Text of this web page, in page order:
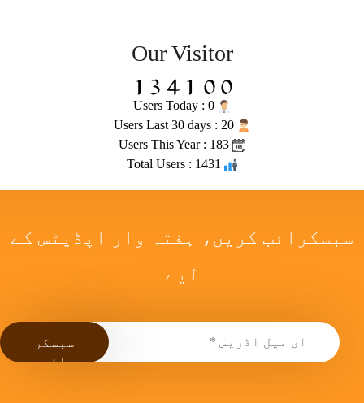
Our Visitor
سبسکرائب کریں، ہفتہ وار اپڈیٹس کے
لیے